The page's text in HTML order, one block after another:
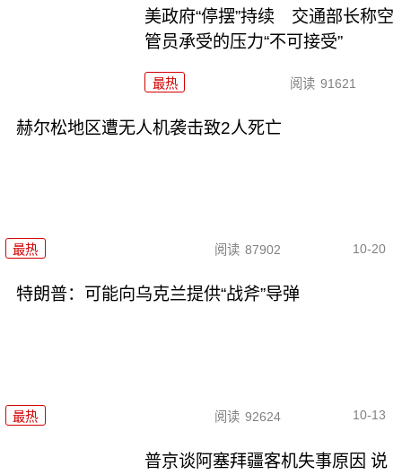
美政府“停摆”持续 交通部长称空
管员承受的压力“不可接受”
最热 阅读 91621
赫尔松地区遭无人机袭击致2人死亡
最热 阅读 87902 10-20
特朗普：可能向乌克兰提供“战斧”导弹
最热 阅读 92624 10-13
普京谈阿塞拜疆客机失事原因 说